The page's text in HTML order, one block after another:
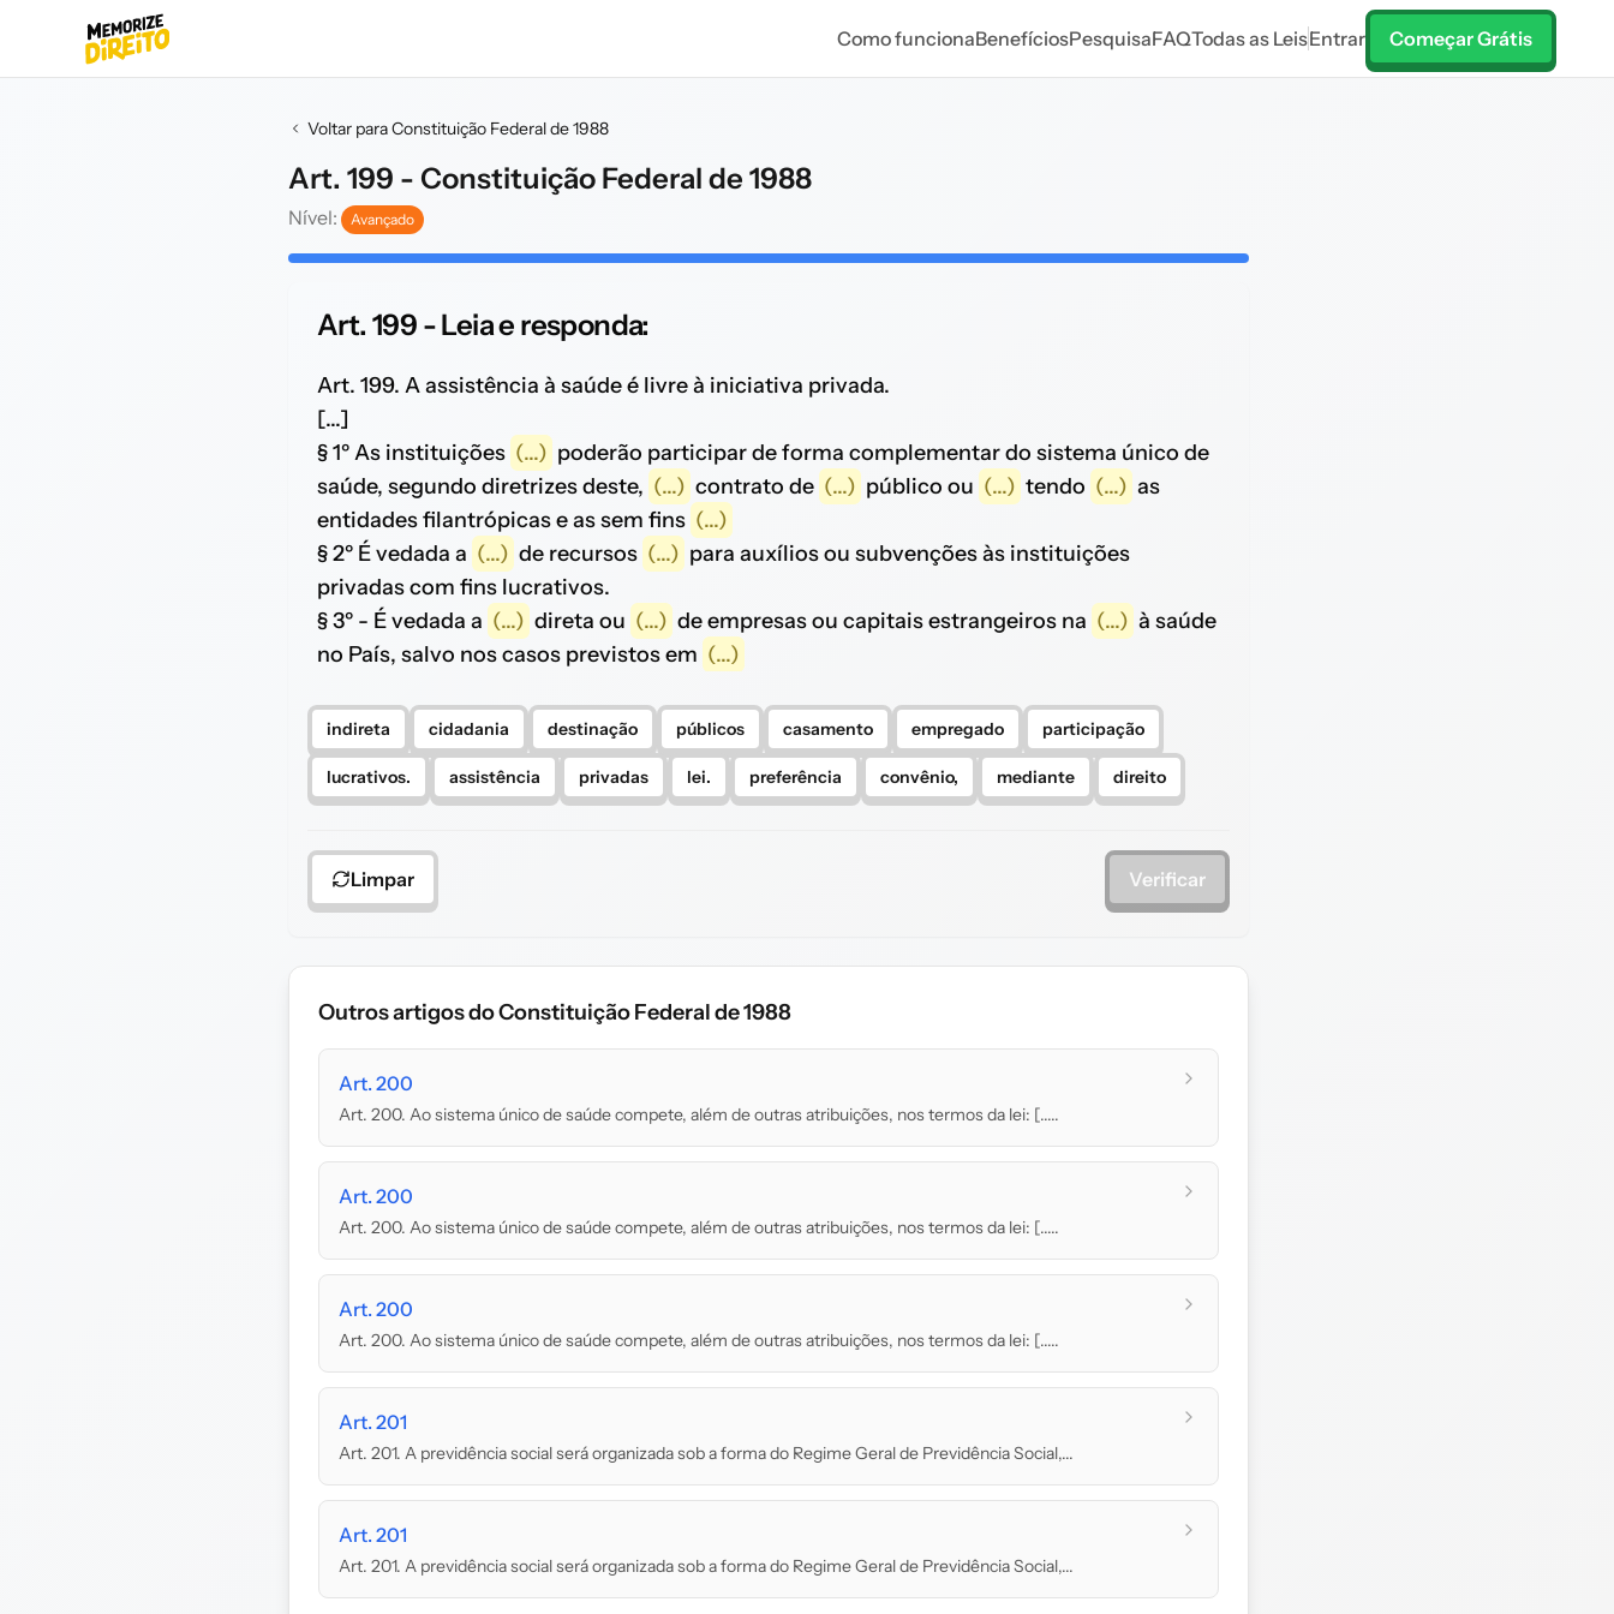
Como funcionaBenefíciosPesquisaFAQTodas as LeisEntrar Começar Grátis
Voltar para Constituição Federal de 1988
Art. 199 - Constituição Federal de 1988
Nível: Avançado
Art. 199 - Leia e responda:
Art. 199. A assistência à saúde é livre à iniciativa privada.
[...]
§ 1º As instituições (...) poderão participar de forma complementar do sistema único de
saúde, segundo diretrizes deste, (...) contrato de (...) público ou (...) tendo (...) as
entidades filantrópicas e as sem fins (...)
§ 2º É vedada a (...) de recursos (...) para auxílios ou subvenções às instituições
privadas com fins lucrativos.
§ 3º - É vedada a (...) direta ou (...) de empresas ou capitais estrangeiros na (...) à saúde
no País, salvo nos casos previstos em (...)
indireta cidadania destinação públicos casamento empregado participação
lucrativos. assistência privadas lei. preferência convênio, mediante direito
Limpar Verificar
Outros artigos do Constituição Federal de 1988
Art. 200
Art. 200. Ao sistema único de saúde compete, além de outras atribuições, nos termos da lei: [.....
Art. 200
Art. 200. Ao sistema único de saúde compete, além de outras atribuições, nos termos da lei: [.....
Art. 200
Art. 200. Ao sistema único de saúde compete, além de outras atribuições, nos termos da lei: [.....
Art. 201
Art. 201. A previdência social será organizada sob a forma do Regime Geral de Previdência Social,...
Art. 201
Art. 201. A previdência social será organizada sob a forma do Regime Geral de Previdência Social,...